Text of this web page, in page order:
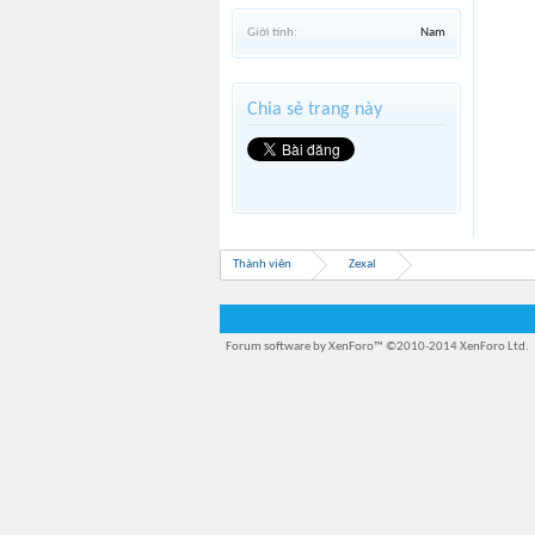
Giới tính: Nam
Chia sẻ trang này
Thành viên Zexal
Forum software by XenForo™ ©2010-2014 XenForo Ltd.